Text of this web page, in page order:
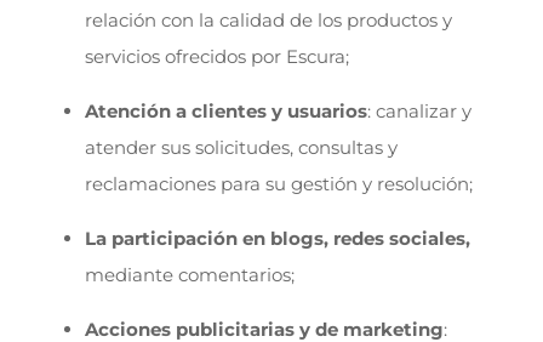
relación con la calidad de los productos y
servicios ofrecidos por Escura;
Atención a clientes y usuarios: canalizar y
atender sus solicitudes, consultas y
reclamaciones para su gestión y resolución;
La participación en blogs, redes sociales,
mediante comentarios;
Acciones publicitarias y de marketing: